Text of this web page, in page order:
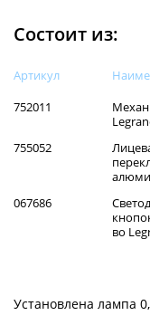
Состоит из:
Артикул
752011
755052
067686
во
Установлена лампа